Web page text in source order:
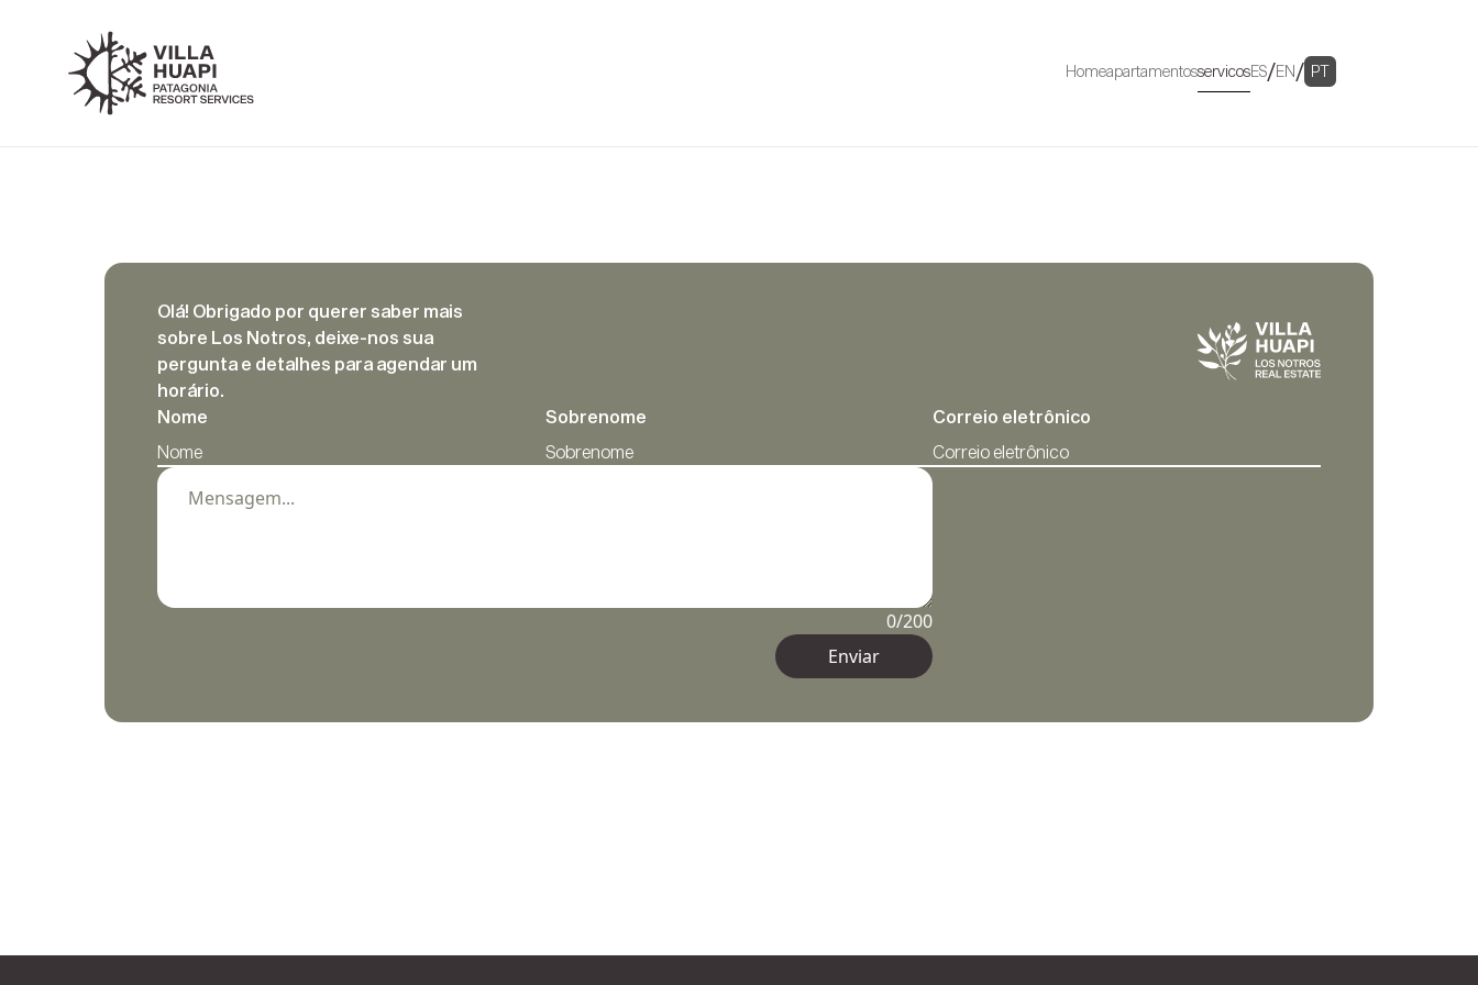
HomeapartamentosservicosES/EN/ PT
Olá! Obrigado por querer saber mais
sobre Los Notros, deixe-nos sua
pergunta e detalhes para agendar um
horário.
Nome
Sobrenome Correio eletrônico
0/200
Enviar